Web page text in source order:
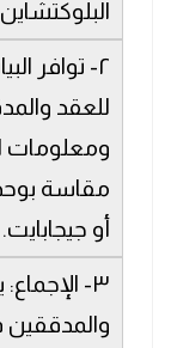
٢- توافر
للعقد
ومعلومات
مقاسة
أو جيجابايت.
٣-
والمدققين